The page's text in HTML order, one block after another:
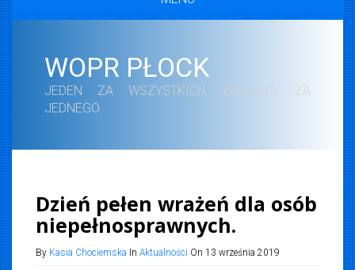
WOPR PŁOCK
JEDEN ZA WSZYSTKICH, WSZYSCY ZA
JEDNEGO.
Dzień pełen wrażeń dla osób
niepełnosprawnych.
By Kasia Chociemska In Aktualności On 13 września 2019